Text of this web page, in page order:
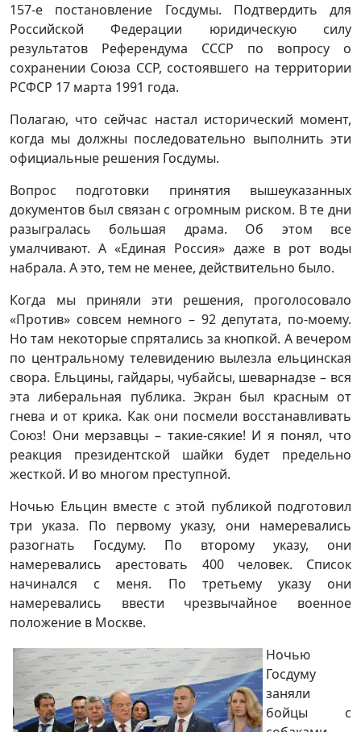
157-е постановление Госдумы. Подтвердить для
Российской Федерации юридическую силу
результатов Референдума СССР по вопросу о
сохранении Союза ССР, состоявшего на территории
РСФСР 17 марта 1991 года.
Полагаю, что сейчас настал исторический момент,
когда мы должны последовательно выполнить эти
официальные решения Госдумы.
Вопрос подготовки принятия вышеуказанных
документов был связан с огромным риском. В те дни
разыгралась большая драма. Об этом все
умалчивают. А «Единая Россия» даже в рот воды
набрала. А это, тем не менее, действительно было.
Когда мы приняли эти решения, проголосовало
«Против» совсем немного – 92 депутата, по-моему.
Но там некоторые спрятались за кнопкой. А вечером
по центральному телевидению вылезла ельцинская
свора. Ельцины, гайдары, чубайсы, шеварнадзе – вся
эта либеральная публика. Экран был красным от
гнева и от крика. Как они посмели восстанавливать
Союз! Они мерзавцы – такие-сякие! И я понял, что
реакция президентской шайки будет предельно
жесткой. И во многом преступной.
Ночью Ельцин вместе с этой публикой подготовил
три указа. По первому указу, они намеревались
разогнать Госдуму. По второму указу, они
намеревались арестовать 400 человек. Список
начинался с меня. По третьему указу они
намеревались ввести чрезвычайное военное
положение в Москве.
Ночью
Госдуму
заняли
бойцы с